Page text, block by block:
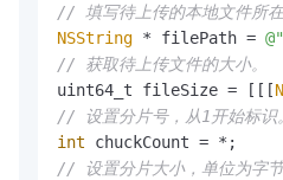
// 填写待上传的本地文件所在
NSString * filePath =
// 获取待上传文件的大小。
uint64_t fileSize = [[[
// 设置分片号，从1开始标识
int
// 设置分片大小，单位为字节